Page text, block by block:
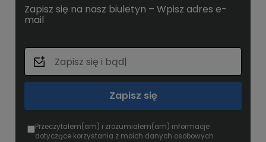
Zapisz się na nasz biuletyn – Wpisz adres e-
mail
Zapisz się
Przeczytałem(am) i zrozumiałem(am) informacje
dotyczące korzystania z moich danych osobowych